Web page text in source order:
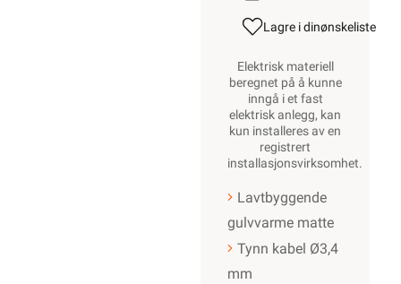
Lagre i dinønskeliste
Elektrisk materiell
beregnet på å kunne
inngå i et fast
elektrisk anlegg, kan
kun installeres av en
registrert
installasjonsvirksomhet.
Lavtbyggende
gulvvarme matte
Tynn kabel Ø3,4
mm